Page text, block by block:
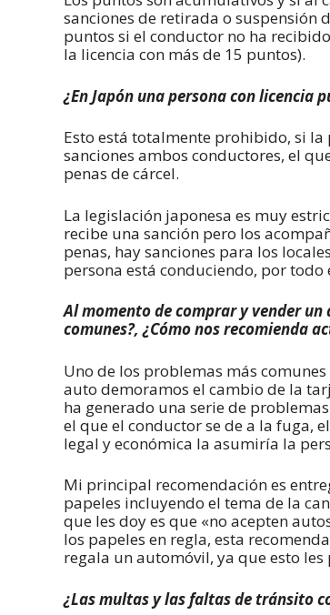
sanciones de retirada o suspensión
puntos si el conductor no ha
la licencia con más de 15 puntos).
¿En Japón una persona con licencia
Esto está totalmente prohibido, si
sanciones ambos conductores, el
penas de cárcel.
La legislación japonesa es muy
recibe una sanción pero los
penas, hay sanciones para los
persona está conduciendo, por
Al momento de comprar y vender
comunes?, ¿Cómo nos recomienda
Uno de los problemas más
auto demoramos el cambio de la
ha generado una serie de
el que el conductor se de a la fuga,
legal y económica la asumiría la
Mi principal recomendación es
papeles incluyendo el tema de la
que les doy es que «no acepten
los papeles en regla, esta
regala un automóvil, ya que esto
¿Las multas y las faltas de tránsito